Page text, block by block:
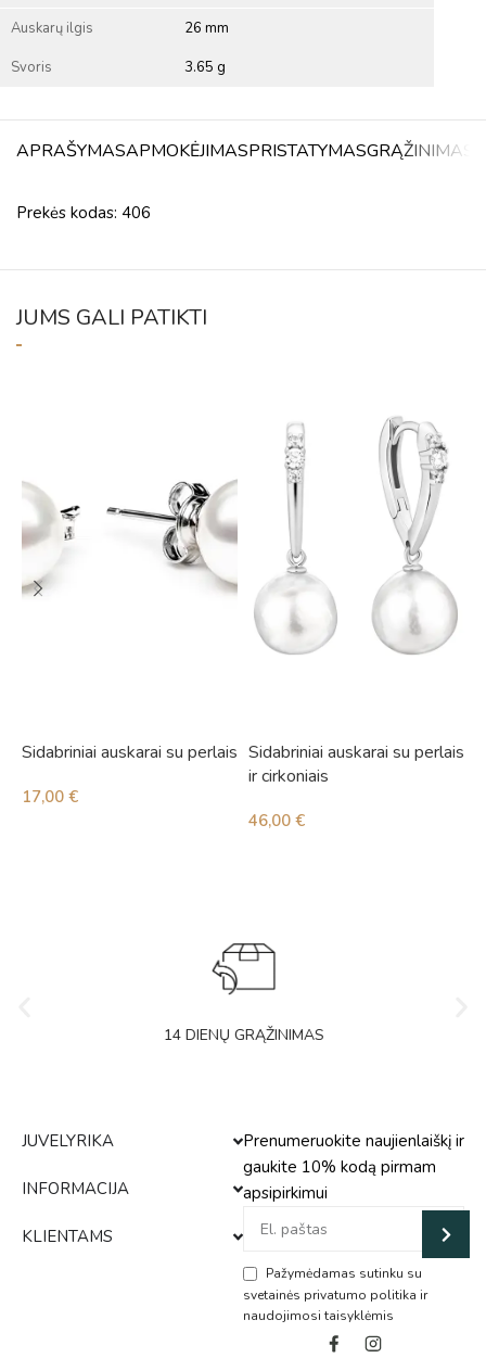
Auskarų ilgis
26 mm
Svoris
3.65 g
APRAŠYMASAPMOKĖJIMASPRISTATYMASGRĄŽINIMAS
Prekės kodas: 406
JUMS GALI PATIKTI
Sidabriniai auskarai su perlais
17,00 €
Sidabriniai auskarai su perlais
ir cirkoniais
46,00 €
14 DIENŲ GRĄŽINIMAS
JUVELYRIKA
INFORMACIJA
KLIENTAMS
Prenumeruokite naujienlaiškį ir
gaukite 10% kodą pirmam
apsipirkimui
Pažymėdamas sutinku su
svetainės privatumo politika ir
naudojimosi taisyklėmis
Alternative: